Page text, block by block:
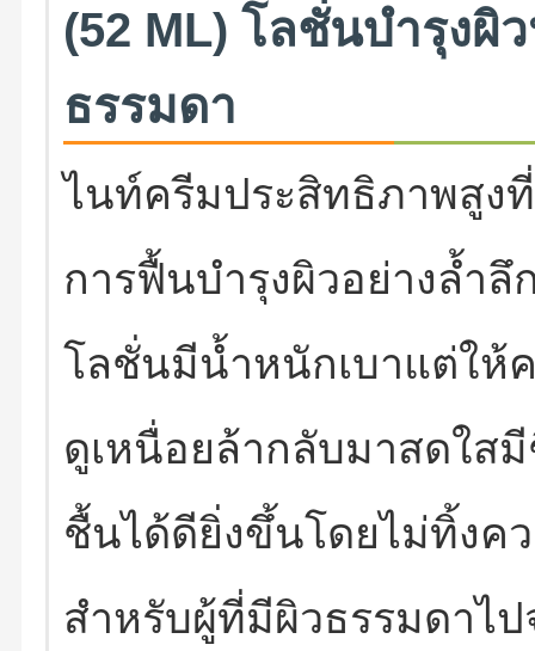
(52 ML) โลชั่นบำรุงผิ
ธรรมดา
ไนท์ครีมประสิทธิภาพสูง
การฟื้นบำรุงผิวอย่างล้ำลึ
โลชั่นมีน้ำหนักเบาแต่ให้
ดูเหนื่อยล้ากลับมาสดใส
ชื้นได้ดียิ่งขึ้นโดยไม่ทิ้งค
สำหรับผู้ที่มีผิวธรรมดาไ